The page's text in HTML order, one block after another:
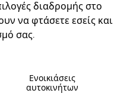
διαδρομής στο
να φτάσετε εσείς και
σας.
Ενοικιάσεις
αυτοκινήτων